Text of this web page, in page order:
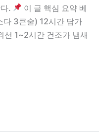
.
이 글 핵심 요약 베
다 3큰술) 12시간 담가
선 1~2시간 건조가 냄새